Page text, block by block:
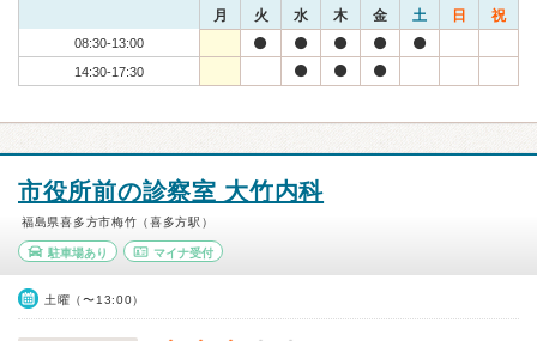
月 火 水 木 金 土 日 祝
08:30-13:00
14:30-17:30
市役所前の診察室 大竹内科
福島県喜多方市梅竹（喜多方駅）
駐車場あり マイナ受付
土曜（〜13:00）